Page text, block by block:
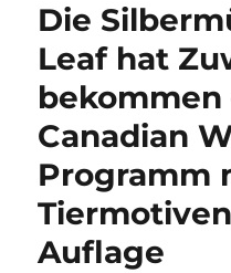
Die
Leaf hat
bekommen
Canadian
Programm
Auflage